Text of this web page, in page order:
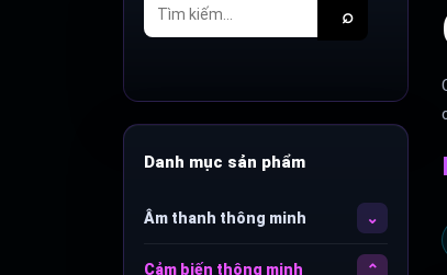
⌕
Danh mục sản phẩm
Âm thanh thông minh
Cảm biến thông minh